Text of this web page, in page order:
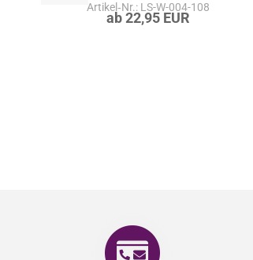
Artikel‑Nr.: LS-W-004-108
ab 22,95 EUR